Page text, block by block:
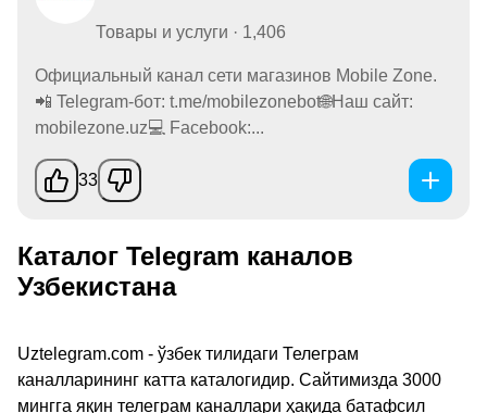
Товары и услуги · 1,406
Официальный канал сети магазинов Mobile Zone.
📲 Telegram-бот: t.me/mobilezonebot🌐Наш сайт:
mobilezone.uz💻 Facebook:...
33
Каталог Telegram каналов
Узбекистана
Uztelegram.com - ўзбек тилидаги Телеграм
каналларининг катта каталогидир. Сайтимизда 3000
мингга яқин телеграм каналлари ҳақида батафсил